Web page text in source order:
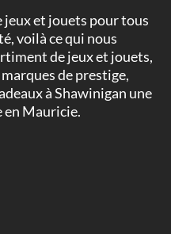
et jouets pour tous
voilà ce qui nous
de jeux et jouets,
de prestige,
à Shawinigan une
Mauricie.